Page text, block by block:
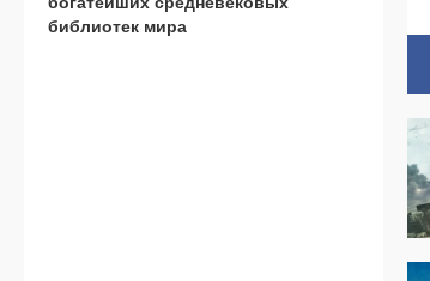
библиотек мира